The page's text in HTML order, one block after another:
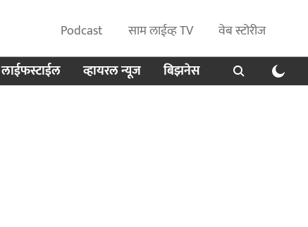
Podcast साम लाईव्ह TV
वेब स्टोरीज
लाईफस्टाईल व्हायरल न्यूज बिझनेस